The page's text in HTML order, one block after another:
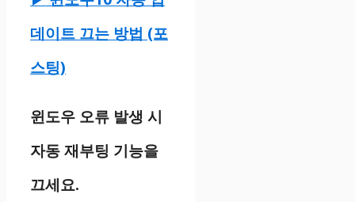
데이트 끄는 방법 (포
스팅)
윈도우 오류 발생 시
자동 재부팅 기능을
끄세요.